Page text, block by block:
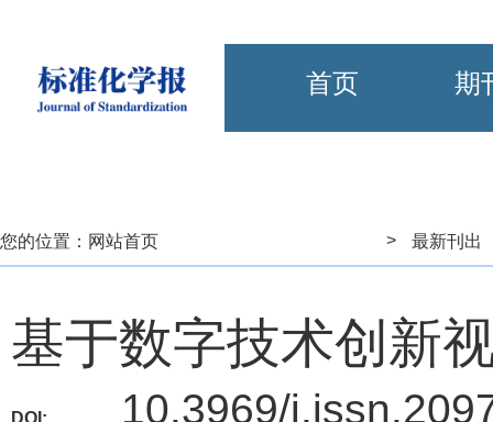
首页 期
您的位置： 网站首页 > 最新刊出
基于数字技术创新
DOI: 10.3969/